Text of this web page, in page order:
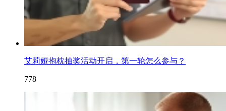
艾莉娅抱枕抽奖活动开启，第一轮怎么参与？
778